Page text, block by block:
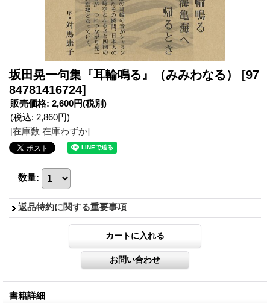
坂田晃一句集『耳輪鳴る』（みみわなる）
[97
84781416724]
販売価格: 2,600円(税別)
(税込: 2,860円)
[在庫数 在庫わずか]
数量:
返品特約に関する重要事項
書籍詳細